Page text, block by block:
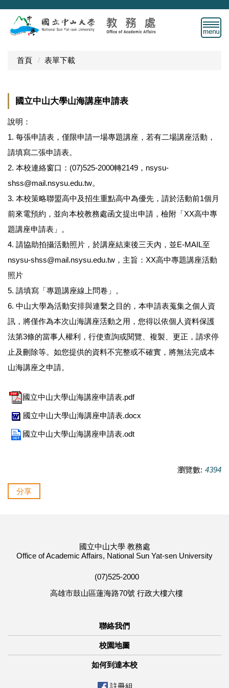
跳
主
首頁 表單下載
國立中山大學山海講座申請表
說明：
1. 每張申請表，僅限申請一場專題講座，若有二場講座活動，
請填寫二張申請表。
2. 本校連絡窗口：(07)525-2000轉2149，nsysu-
shss@mail.nsysu.edu.tw。
3. 本校策略聯盟高中及招生重點高中為優先，請於活動前1個月
前來電預約，並向本校教務處函文提出申請，檢附「XX高中專
題講座申請表」。
4. 請協助拍攝活動照片，於講座結束後三天內，並E-MAIL至
nsysu-shss@mail.nsysu.edu.tw，主旨：XX高中專題講座活動
照片
5. 請填寫「專題講座線上問卷」。
6. 中山大學為活動安排與連繫之目的，本申請表蒐集之個人資
訊，將僅作為本次山海講座活動之用，您得以依個人資料保護
法第3條的當事人權利，行使查詢或閱覽、複製、更正，請求停
止及刪除等。如您提供的資料不完整或不確實，將無法完成本
山海講座之申請。
國立中山大學山海講座申請表.pdf
國立中山大學山海講座申請表.docx
國立中山大學山海講座申請表.odt
瀏覽數: 4394
分享
國立中山大學 教務處
Office of Academic Affairs, National Sun Yat-sen University
(07)525-2000
高雄市鼓山區蓮海路70號 行政大樓六樓
聯絡我們
校園地圖
如何到達本校
註冊組